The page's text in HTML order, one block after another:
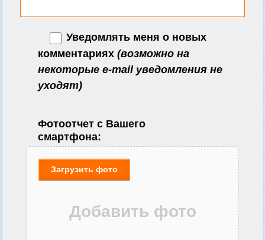
Уведомлять меня о новых
комментариях (возможно на
некоторые e-mail уведомления не
уходят)
Фотоотчет с Вашего
смартфона:
Загрузить фото